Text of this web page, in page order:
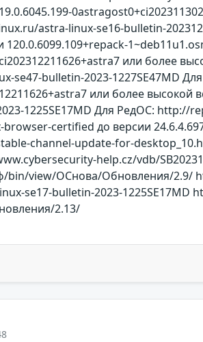
astra-linux-se16-bulletin-
или более
bulletin-2023-1227SE47MD
или более высокой
1225SE17MD Для РедОС: http://
certified до версии
channel-update-for-
help.cz/vdb/
bin/view/ОСнова/Обновления/
se17-bulletin-2023-
2.13/